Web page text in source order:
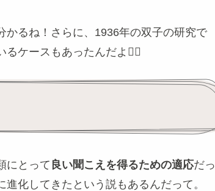
かるね！さらに、1936年の双子の研究で
ケースもあったんだよ👯‍♀️
にとって 良い聞こえを得るための適応だっ
化してきたという説もあるんだって。